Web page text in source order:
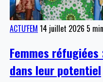
ACTU'FEM 14 juillet 2026 5
Femmes
dans leur potentiel